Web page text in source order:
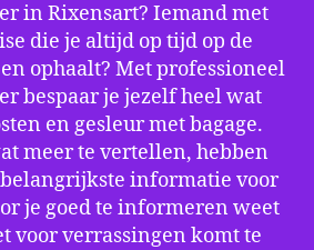
in Rixensart? Iemand met
die je altijd op tijd op de
ophaalt? Met professioneel
bespaar je jezelf heel wat
en gesleur met bagage.
meer te vertellen, hebben
informatie voor
je goed te informeren weet
voor verrassingen komt te